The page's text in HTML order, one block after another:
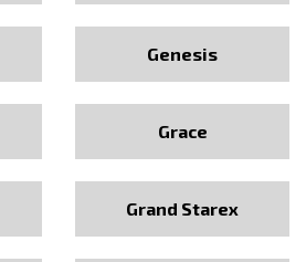
Genesis
Grace
Grand Starex